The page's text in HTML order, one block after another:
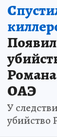
ОАЭ
У
убийство